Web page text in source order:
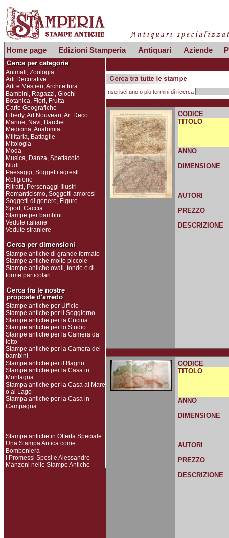
Home page Edizioni Stamperia Antiquari Aziende
Animali, Zoologia
Arti Decorative
Arti e Mestieri, Architettura
Bambini, Ragazzi, Giochi
Botanica, Fiori, Frutta
Carte Geografiche
Liberty, Art Nouveau, Art Deco
Marine, Navi, Barche
Medicina, Anatomia
Militaria, Battaglie
Mitologia
Moda
Musica, Danza, Spettacolo
Nudi
Paesaggi, Soggetti agresti
Religione
Ritratti, Personaggi Illustri
Romanticismo, Soggetti amorosi
Soggetti di genere, Figure
Sport, Caccia
Stampe per bambini
Vedute italiane
Vedute straniere
Stampe antiche di grande formato
Stampe antiche molto piccole
Stampe antiche ovali, tonde e di
forme particolari
Stampe antiche per Ufficio
Stampe antiche per il Soggiorno
Stampe antiche per la Cucina
Stampe antiche per lo Studio
Stampe antiche per la Camera da
letto
Stampe antiche per la Camera dei
bambini
Stampe antiche per il Bagno
Stampe antiche per la Casa in
Montagna
Stampa antiche per la Casa al Mare
o al Lago
Stampa antiche per la Casa in
Campagna
Stampe antiche in Offerta Speciale
Una Stampa Antica come
Bomboniera
I Promessi Sposi e Alessandro
Manzoni nelle Stampe Antiche
Inserisci uno o più termini di ricerca
CODICE
TITOLO
ANNO
DIMENSIONE
AUTORI
PREZZO
DESCRIZIONE
CODICE
TITOLO
ANNO
DIMENSIONE
AUTORI
PREZZO
DESCRIZIONE